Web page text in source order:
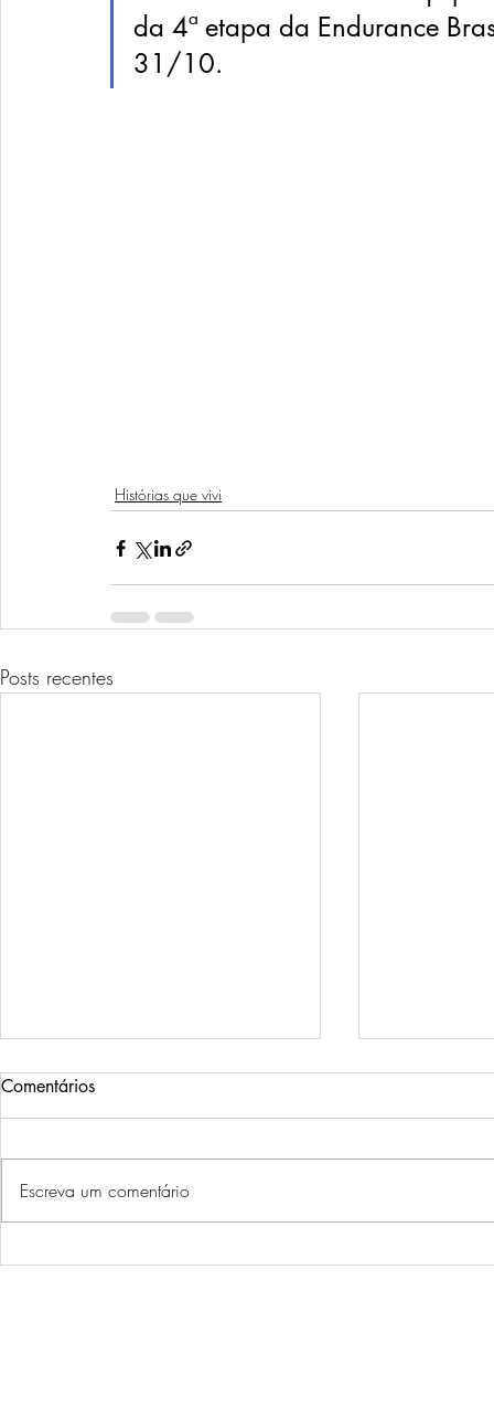
da 4ª etapa da Endurance
31/10.
Histórias que vivi
Posts recentes
Uma visão inesquecível
Um desejo
Comentários
Escreva um comentário